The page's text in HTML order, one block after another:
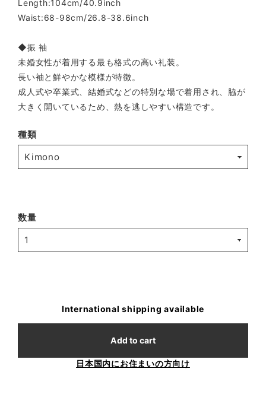
Length:104cm/40.9inch
Waist:68-98cm/26.8-38.6inch
◆振 袖
未婚女性が着用する最も格式の高い礼装。
長い袖と鮮やかな模様が特徴。
成人式や卒業式、結婚式などの特別な場で着用され、脇が
大きく開いているため、熱を逃しやすい構造です。
種類
数量
International shipping available
Add to cart
日本国内にお住まいの方向け